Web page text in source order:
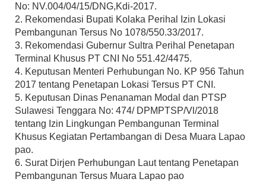
No: NV.004/04/15/DNG,Kdi-2017.
2. Rekomendasi Bupati Kolaka Perihal Izin Lokasi
Pembangunan Tersus No 1078/550.33/2017.
3. Rekomendasi Gubernur Sultra Perihal Penetapan
Terminal Khusus PT CNI No 551.42/4475.
4. Keputusan Menteri Perhubungan No. KP 956 Tahun
2017 tentang Penetapan Lokasi Tersus PT CNI.
5. Keputusan Dinas Penanaman Modal dan PTSP
Sulawesi Tenggara No: 474/ DPMPTSP/Vl/2018
tentang Izin Lingkungan Pembangunan Terminal
Khusus Kegiatan Pertambangan di Desa Muara Lapao
pao.
6. Surat Dirjen Perhubungan Laut tentang Penetapan
Pembangunan Tersus Muara Lapao pao